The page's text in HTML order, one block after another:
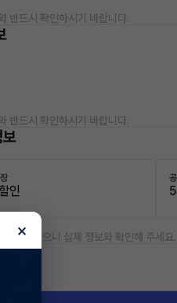
반드시 확인하시기 바랍니다.
반드시 확인하시기 바랍니다.
인
를 수 있으니 실제 정보와 확인해 주세요.
×